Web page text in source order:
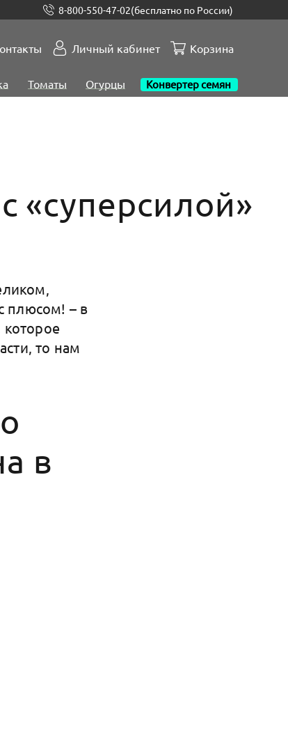
8-800-550-47-02(бесплатно по России)
Личный кабинет Корзина
Томаты Огурцы Конвертер семян
«суперсилой»
плюсом! – в
то нам
в